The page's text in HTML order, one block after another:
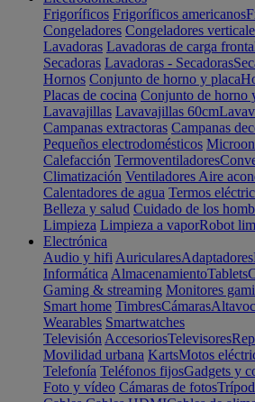
Frigoríficos Frigoríficos americanos
Congeladores Congeladores
Lavadoras Lavadoras de carga
Secadoras Lavadoras - Secadoras
Hornos Conjunto de horno y placa
Placas de cocina Conjunto de horno
Lavavajillas Lavavajillas 60cm
Campanas extractoras Campanas
Pequeños electrodomésticos
Calefacción Termoventiladores
Climatización Ventiladores Aire
Calentadores de agua Termos
Belleza y salud Cuidado de los
Limpieza Limpieza a vaporRobot
Electrónica
Audio y hifi AuricularesAdaptadores
Informática AlmacenamientoTablets
Gaming & streaming Monitores
Smart home TimbresCámaras
Wearables Smartwatches
Televisión AccesoriosTelevisores
Movilidad urbana KartsMotos
Telefonía Teléfonos fijosGadgets y
Foto y vídeo Cámaras de fotos